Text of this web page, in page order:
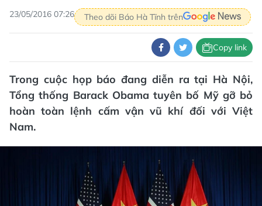
23/05/2016 07:26 Theo dõi Báo Hà Tĩnh trên
Copy link
Trong cuộc họp báo đang diễn ra tại Hà Nội,
Tổng thống Barack Obama tuyên bố Mỹ gỡ bỏ
hoàn toàn lệnh cấm vận vũ khí đối với Việt
Nam.